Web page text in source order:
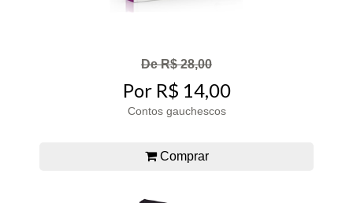
De R$ 28,00
Por R$ 14,00
Contos gauchescos
Comprar